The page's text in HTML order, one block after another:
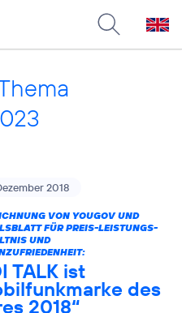
2018
VON YOUGOV UND
FÜR PREIS-LEISTUNGS-
UND
TALK ist
des
2018“